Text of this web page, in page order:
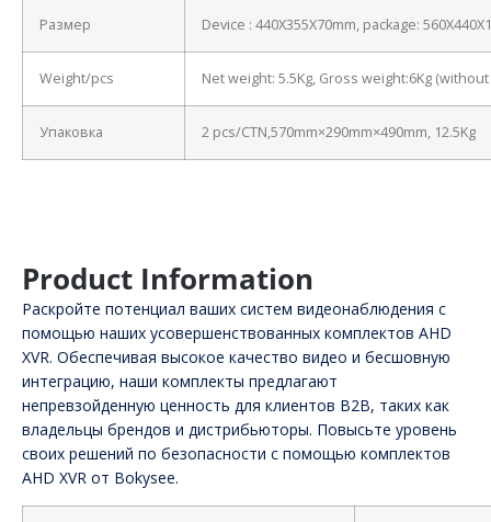
Размер Device : 440X355X70mm, package:
Weight/pcs Net weight: 5.5Kg, Gross weight:6Kg (without
Упаковка 2 pcs/CTN,570mm×290mm×490mm, 12.5Kg
Product Information
Раскройте потенциал ваших систем видеонаблюдения с
помощью наших усовершенствованных комплектов AHD
XVR. Обеспечивая высокое качество видео и бесшовную
интеграцию, наши комплекты предлагают
непревзойденную ценность для клиентов B2B, таких как
владельцы брендов и дистрибьюторы. Повысьте уровень
своих решений по безопасности с помощью комплектов
AHD XVR от Bokysee.